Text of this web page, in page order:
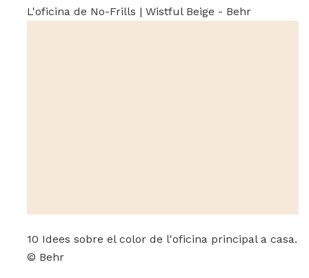
L'oficina de No-Frills | Wistful Beige - Behr
10 Idees sobre el color de l'oficina principal a casa.
© Behr